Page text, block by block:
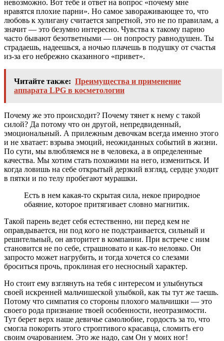
невозможно. Вот тебе и ответ на вопрос «почему мне
нравятся плохие парни». Но самое завораживающее то, что
любовь к хулигану считается запретной, это не по правилам, а
значит — это безумно интересно. Чувства к такому парню
часто бывают безответными — он попросту равнодушен. Ты
страдаешь, надеешься, а ночью плачешь в подушку от счастья
из-за его небрежно сказанного «привет».
Читайте также: Преимущества и применение
аппарата LPG в косметологии
Почему же это происходит? Почему тянет к нему с такой
силой? Да потому что он другой, непредвиденный,
эмоциональный. А прилежным девочкам всегда именно этого
и не хватает: взрыва эмоций, неожиданных событий в жизни.
По сути, мы влюбляемся не в человека, а в определенные
качества. Мы хотим стать похожими на него, измениться. И
когда ловишь на себе открытый дерзкий взгляд, сердце уходит
в пятки и по телу пробегают мурашки.
Есть в нем какая-то скрытая сила, некое природное
обаяние, которое притягивает словно магнитик.
Такой парень ведет себя естественно, ни перед кем не
оправдывается, ни под кого не подстраивается, сильный и
решительный, он авторитет в компании. При встрече с ним
становится не по себе, страшновато и как-то неловко. Он
запросто может нагрубить, и тогда хочется со слезами
броситься прочь, проклиная его несносный характер.
Но стоит ему взглянуть на тебя с интересом и улыбнуться
своей искренней мальчишеской улыбкой, как ты тут же таешь.
Потому что симпатия со стороны плохого мальчишки — это
своего рода признание твоей особенности, неотразимости.
Тут берет верх наше девичье самолюбие, гордость за то, что
смогла покорить этого строптивого красавца, сломить его
своим очарованием. Это же надо, сам Он у моих ног!